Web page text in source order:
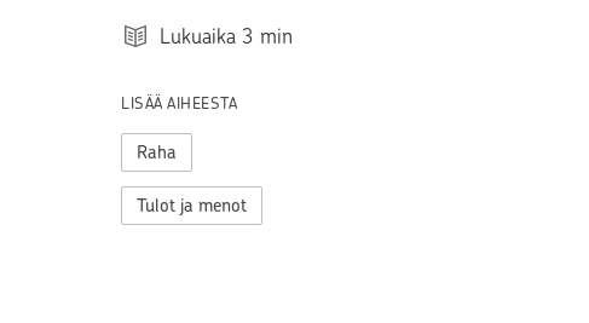
Lukuaika 3 min
LISÄÄ AIHEESTA
Raha
Tulot ja menot